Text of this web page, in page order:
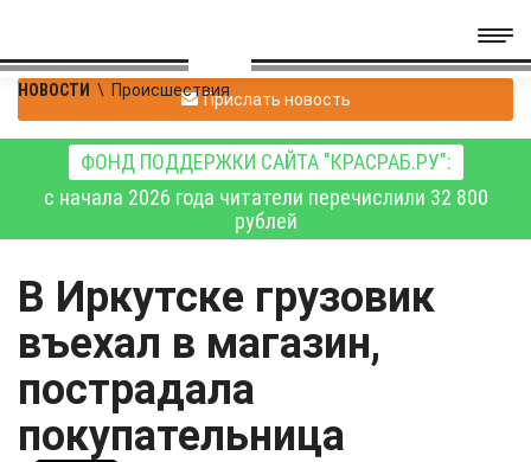
НОВОСТИ \ ПроисшествияПрислать новость
ФОНД ПОДДЕРЖКИ САЙТА "КРАСРАБ.РУ":
с начала 2026 года читатели перечислили 32 800
рублей
В Иркутске грузовик
въехал в магазин,
пострадала
покупательница